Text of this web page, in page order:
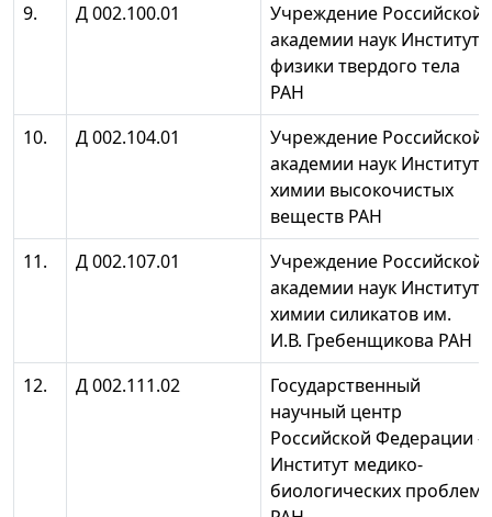
9.
Д 002.100.01
Учреждение Российской
академии наук Институт
физики твердого тела
РАН
10.
Д 002.104.01
Учреждение Российской
академии наук Институт
химии высокочистых
веществ РАН
11.
Д 002.107.01
Учреждение Российской
академии наук Институт
химии силикатов им.
И.В. Гребенщикова РАН
12.
Д 002.111.02
Государственный
научный центр
Российской Федерации -
Институт медико-
биологических проблем